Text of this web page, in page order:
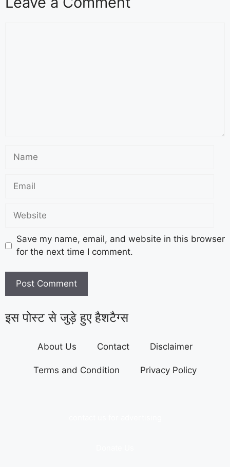
Save my name, email, and website in this browser
for the next time I comment.
इस पोस्ट से जुड़े हुए हैशटैग्स
About Us Contact Disclaimer
Terms and Condition Privacy Policy